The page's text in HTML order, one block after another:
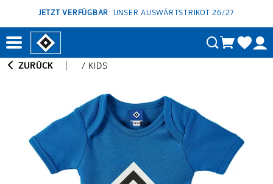
JETZT VERFÜGBAR: UNSER AUSWÄRTSTRIKOT 26/27
ZURÜCK / KIDS